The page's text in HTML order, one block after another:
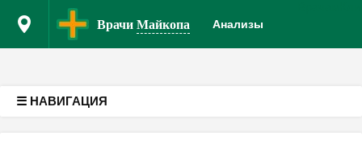
ВрачиМайкопа Анализы
☰ НАВИГАЦИЯ